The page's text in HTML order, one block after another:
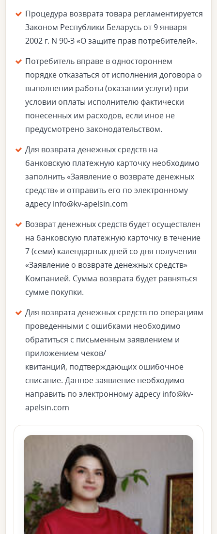
Процедура возврата товара регламентируется
Законом Республики Беларусь от 9 января
2002 г. N 90-З «О защите прав потребителей».
Потребитель вправе в одностороннем
порядке отказаться от исполнения договора о
выполнении работы (оказании услуги) при
условии оплаты исполнителю фактически
понесенных им расходов, если иное не
предусмотрено законодательством.
Для возврата денежных средств на
банковскую платежную карточку необходимо
заполнить «Заявление о возврате денежных
средств» и отправить его по электронному
адресу info@kv-apelsin.com
Возврат денежных средств будет осуществлен
на банковскую платежную карточку в течение
7 (семи) календарных дней со дня получения
«Заявление о возврате денежных средств»
Компанией. Сумма возврата будет равняться
сумме покупки.
Для возврата денежных средств по операциям
проведенными с ошибками необходимо
обратиться с письменным заявлением и
приложением чеков/
квитанций, подтверждающих ошибочное
списание. Данное заявление необходимо
направить по электронному адресу info@kv-
apelsin.com